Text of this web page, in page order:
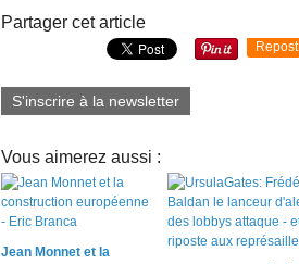
Partager cet article
Repost
S'inscrire à la newsletter
Vous aimerez aussi :
Jean Monnet et la